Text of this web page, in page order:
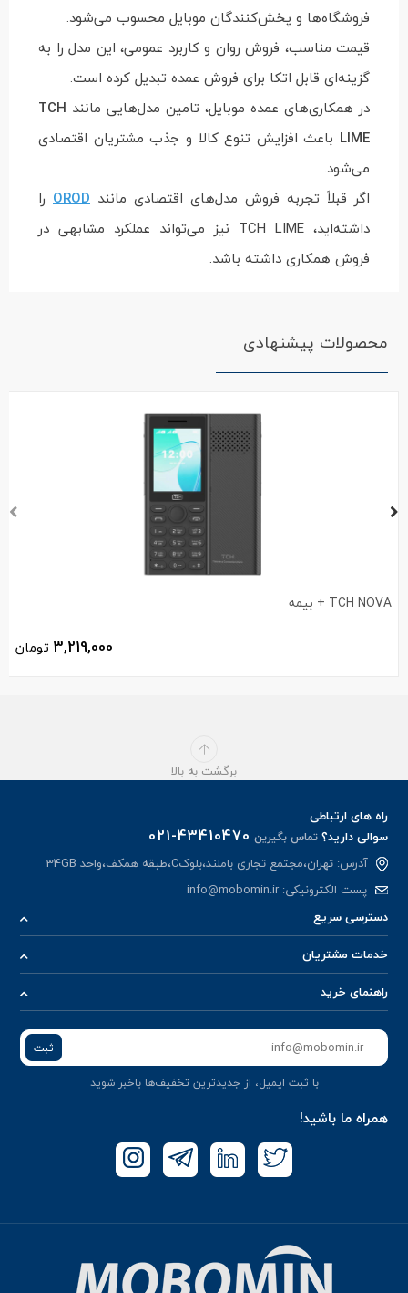
فروشگاه‌ها و پخش‌کنندگان موبایل محسوب می‌شود.
قیمت مناسب، فروش روان و کاربرد عمومی، این مدل را به
گزینه‌ای قابل اتکا برای فروش عمده تبدیل کرده است.
در همکاری‌های عمده موبایل، تامین مدل‌هایی مانند TCH
LIME باعث افزایش تنوع کالا و جذب مشتریان اقتصادی
می‌شود.
اگر قبلاً تجربه فروش مدل‌های اقتصادی مانند OROD را
داشته‌اید، TCH LIME نیز می‌تواند عملکرد مشابهی در
فروش همکاری داشته باشد.
محصولات پیشنهادی
TCH NOVA + بیمه
3,219,000 تومان
برگشت به بالا
راه های ارتباطی
سوالی دارید؟تماس بگیرین 021-43410470
آدرس: تهران،مجتمع تجاری باملند،بلوکC،طبقه همکف،واحد 34GB
پست الکترونیکی:info@mobomin.ir
دسترسی سریع
خدمات مشتریان
راهنمای خرید
ثبت
با ثبت ایمیل، از جدید‌ترین تخفیف‌ها با‌خبر شوید
همراه ما باشید!